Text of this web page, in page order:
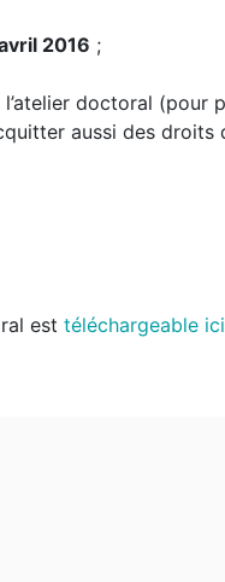
2016 ;
doctoral (pour
aussi des droits
est téléchargeable ici